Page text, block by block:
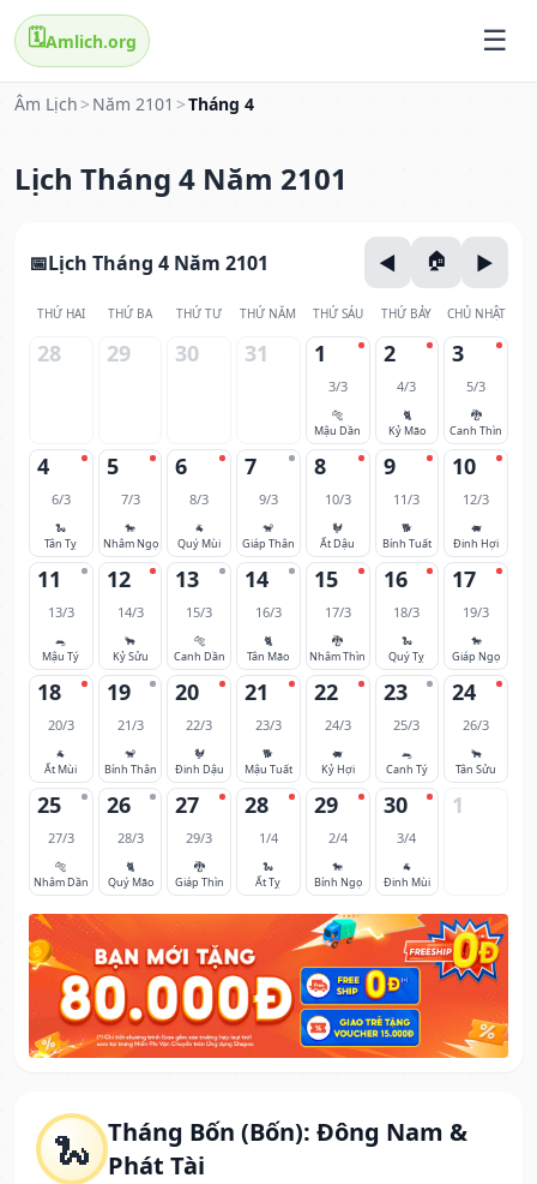
🗓️Amlich.org
Âm Lịch > Năm 2101 >Tháng 4
Lịch Tháng 4 Năm 2101
🐍 Tháng Bốn (Bốn): Đông Nam &
Phát Tài
Lịch Tháng 4 Năm 2101
THỨ HAI THỨ BA THỨ TƯ THỨ NĂM THỨ SÁU THỨ BẢY CHỦ NHẬT
28 29 30 31 1
3/3
🐅
Mậu Dần
2
4/3
🐈
Kỷ Mão
3
5/3
🐉
Canh Thìn
4
6/3
🐍
Tân Tỵ
5
7/3
🐎
Nhâm Ngọ
6
8/3
🐐
Quý Mùi
7
9/3
🐒
Giáp Thân
8
10/3
🐓
Ất Dậu
9
11/3
🐕
Bính Tuất
10
12/3
🐖
Đinh Hợi
11
13/3
🐀
Mậu Tý
12
14/3
🐂
Kỷ Sửu
13
15/3
🐅
Canh Dần
14
16/3
🐈
Tân Mão
15
17/3
🐉
Nhâm Thìn
16
18/3
🐍
Quý Tỵ
17
19/3
🐎
Giáp Ngọ
18
20/3
🐐
Ất Mùi
19
21/3
🐒
Bính Thân
20
22/3
🐓
Đinh Dậu
21
23/3
🐕
Mậu Tuất
22
24/3
🐖
Kỷ Hợi
23
25/3
🐀
Canh Tý
24
26/3
🐂
Tân Sửu
25
27/3
🐅
Nhâm Dần
26
28/3
🐈
Quý Mão
27
29/3
🐉
Giáp Thìn
28
1/4
🐍
Ất Tỵ
29
2/4
🐎
Bính Ngọ
30
3/4
🐐
Đinh Mùi
1